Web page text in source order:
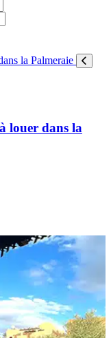
louer dans la